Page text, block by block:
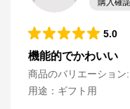
購入確
5.0
機能的でかわいい
商品のバリエーション:
用途 ： ギフト用